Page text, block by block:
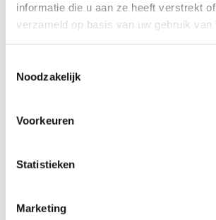
informatie die u aan ze heeft verstrekt
verzameld op basis van uw gebruik van
Noodzakelijk
Voorkeuren
Statistieken
Marketing
Homeopathie